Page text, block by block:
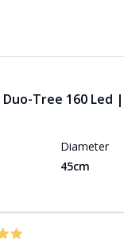
Duo-Tree 160 Led
Diameter
45cm